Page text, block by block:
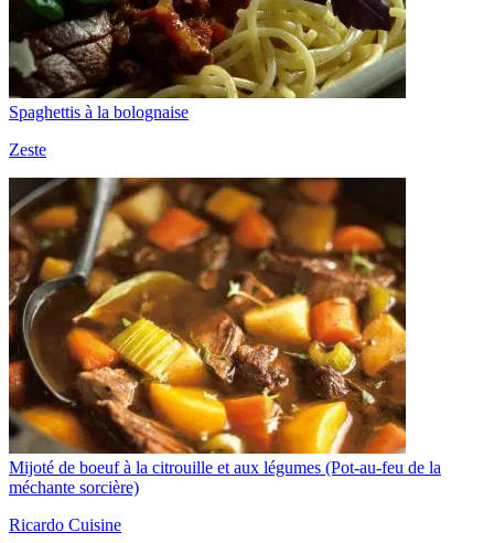
Spaghettis à la bolognaise
Zeste
Mijoté de boeuf à la citrouille et aux légumes (Pot-au-feu de la
méchante sorcière)
Ricardo Cuisine